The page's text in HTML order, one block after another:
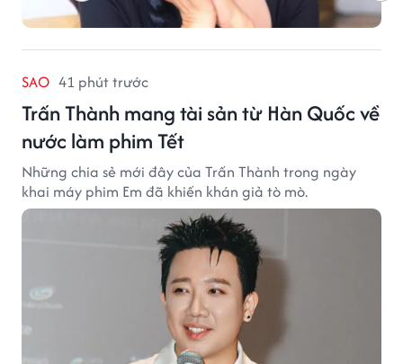
SAO 41 phút trước
Trấn Thành mang tài sản từ Hàn Quốc về
nước làm phim Tết
Những chia sẻ mới đây của Trấn Thành trong ngày
khai máy phim Em đã khiến khán giả tò mò.